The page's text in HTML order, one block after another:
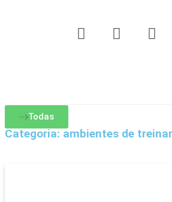
Todas
Categoria: ambientes de